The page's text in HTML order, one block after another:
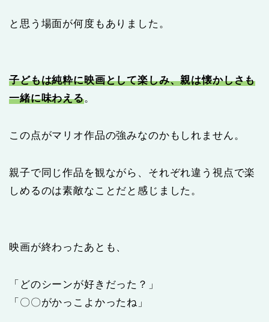
と思う場面が何度もありました。
子どもは純粋に映画として楽しみ、親は懐かしさも
一緒に味わえる。
この点がマリオ作品の強みなのかもしれません。
親子で同じ作品を観ながら、それぞれ違う視点で楽
しめるのは素敵なことだと感じました。
映画が終わったあとも、
「どのシーンが好きだった？」
「〇〇がかっこよかったね」